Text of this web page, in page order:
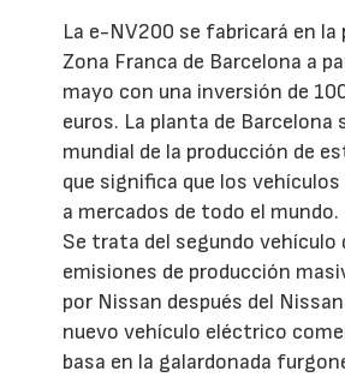
La e-NV200 se fabricará en la
Zona Franca de Barcelona a
mayo con una inversión de
euros. La planta de Barcelona
mundial de la producción de
que significa que los
a mercados de todo el mundo.
Se trata del segundo vehículo
emisiones de producción
por Nissan después del
nuevo vehículo eléctrico
basa en la galardonada